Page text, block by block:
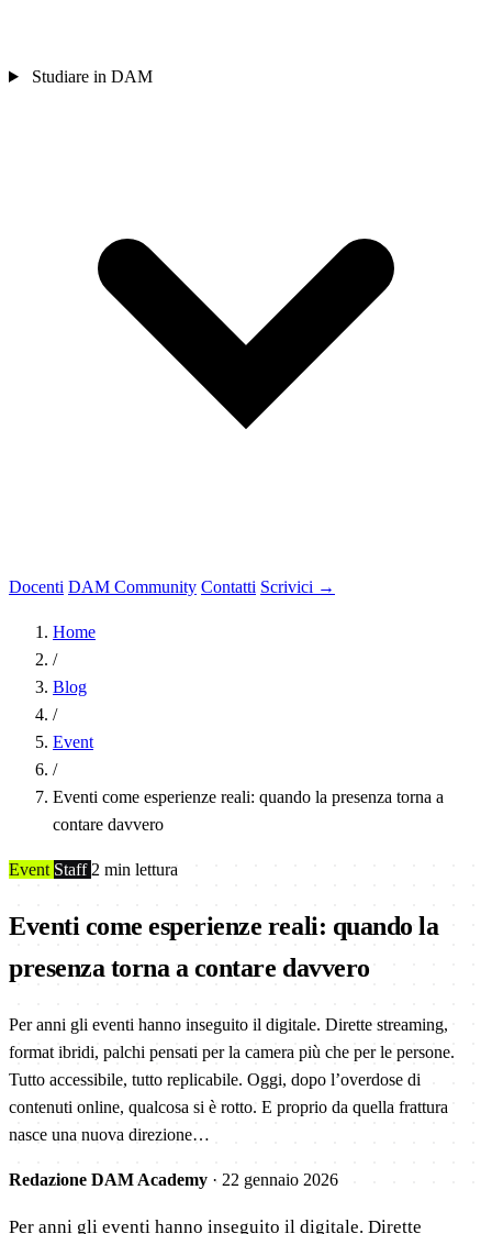
Studiare in DAM
Docenti DAM Community Contatti Scrivici →
Home
/
Blog
/
Event
/
Eventi come esperienze reali: quando la presenza torna a
contare davvero
Event Staff 2 min lettura
Eventi come esperienze reali: quando la
presenza torna a contare davvero
Per anni gli eventi hanno inseguito il digitale. Dirette streaming,
format ibridi, palchi pensati per la camera più che per le persone.
Tutto accessibile, tutto replicabile. Oggi, dopo l’overdose di
contenuti online, qualcosa si è rotto. E proprio da quella frattura
nasce una nuova direzione…
Redazione DAM Academy · 22 gennaio 2026
Per anni gli eventi hanno inseguito il digitale. Dirette